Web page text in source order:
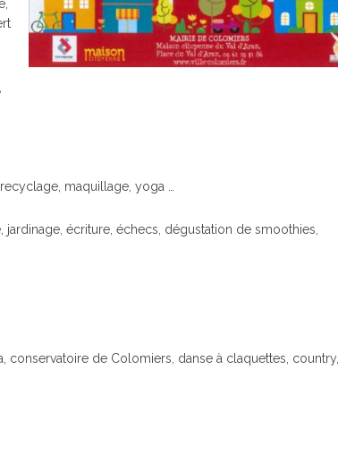
maquillage, yoga …
jardinage, écriture, échecs, dégustation de smoothies,
conservatoire de Colomiers, danse à claquettes, country,